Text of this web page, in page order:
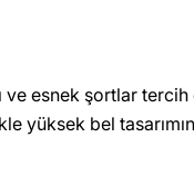
esnek şortlar
yüksek bel